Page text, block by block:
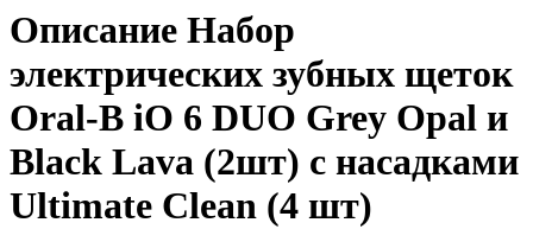
Описание Набор
электрических зубных щеток
Oral-B iO 6 DUO Grey Opal и
Black Lava (2шт) с насадками
Ultimate Clean (4 шт)